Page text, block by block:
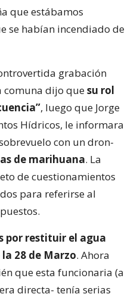
que estábamos
se habían incendiado de
grabación
dijo quesu rol
, luego que Jorge
Hídricos, le informara
con un dron-
de marihuana. La
de cuestionamientos
para referirse al
por restituir el agua
28 de Marzo. Ahora
que esta funcionaria (a
directa- tenía serias